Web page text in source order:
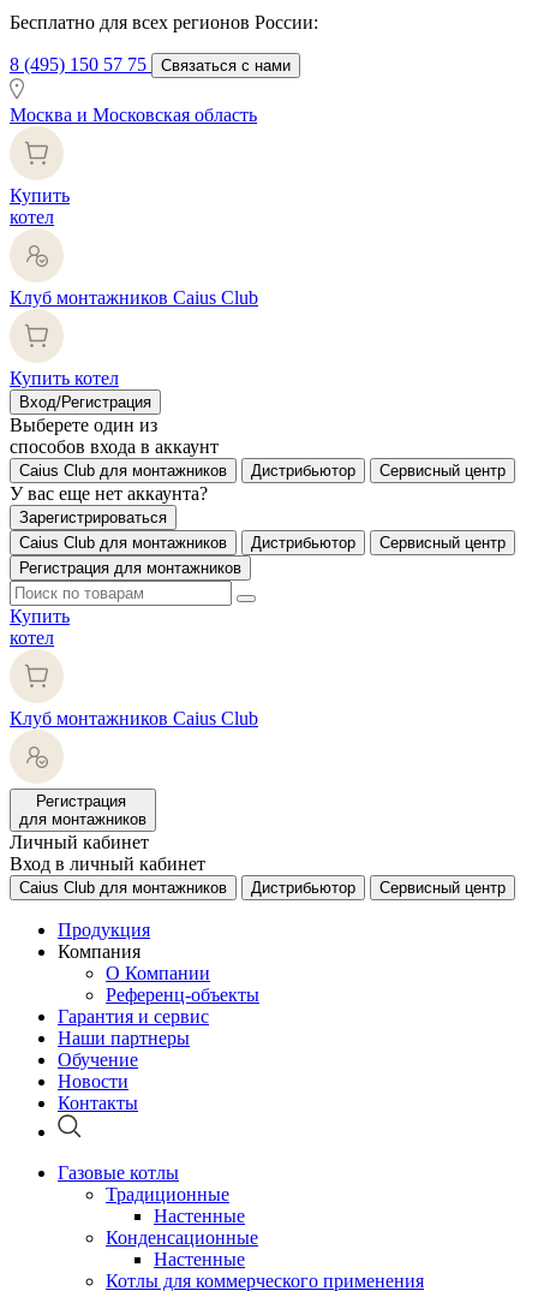
Бесплатно для всех регионов России:
8 (495) 150 57 75 Связаться с нами
Москва и Московская область
Купить
котел
Клуб монтажников Caius Club
Купить котел
Вход/Регистрация
Выберете один из
способов входа в аккаунт
Caius Club для монтажников Дистрибьютор Сервисный центр
У вас еще нет аккаунта?
Зарегистрироваться
Caius Club для монтажников
Дистрибьютор
Сервисный центр
Регистрация для монтажников
Купить
котел
Клуб монтажников Caius Club
Регистрация
для монтажников
Личный кабинет
Вход в личный кабинет
Caius Club для монтажников Дистрибьютор Сервисный центр
Продукция
Компания
О Компании
Референц-объекты
Гарантия и сервис
Наши партнеры
Обучение
Новости
Контакты
Газовые котлы
Традиционные
Настенные
Конденсационные
Настенные
Котлы для коммерческого применения